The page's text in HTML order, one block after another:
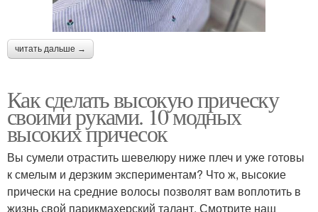
читать дальше →
Как сделать высокую прическу
своими руками. 10 модных
высоких причесок
Вы сумели отрастить шевелюру ниже плеч и уже готовы
к смелым и дерзким экспериментам? Что ж, высокие
прически на средние волосы позволят вам воплотить в
жизнь свой парикмахерский талант. Смотрите наш